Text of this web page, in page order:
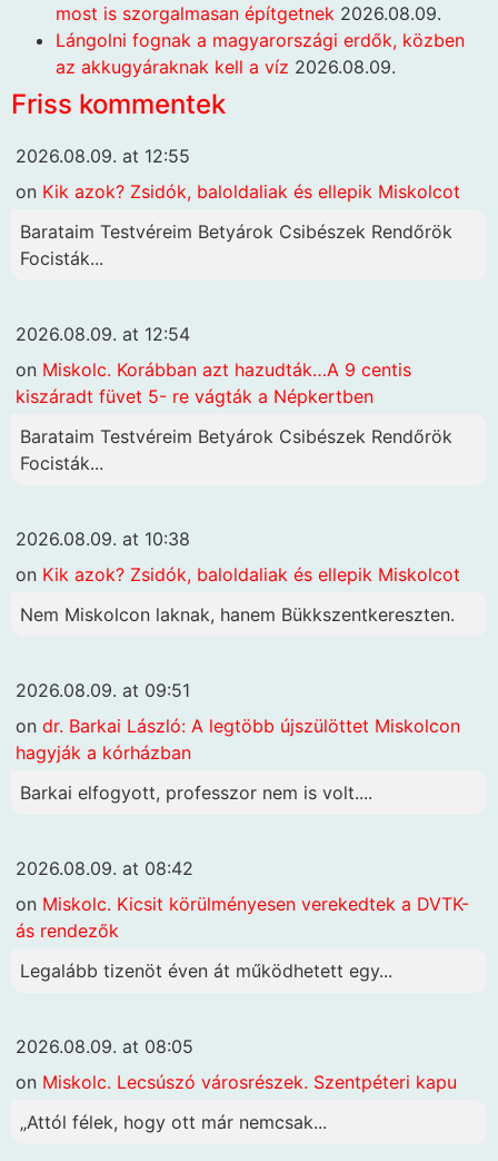
most is szorgalmasan építgetnek 2026.08.09.
Lángolni fognak a magyarországi erdők, közben
az akkugyáraknak kell a víz 2026.08.09.
Friss kommentek
2026.08.09. at 12:55
on Kik azok? Zsidók, baloldaliak és ellepik Miskolcot
Barataim Testvéreim Betyárok Csibészek Rendőrök
Focisták...
2026.08.09. at 12:54
on Miskolc. Korábban azt hazudták…A 9 centis
kiszáradt füvet 5- re vágták a Népkertben
Barataim Testvéreim Betyárok Csibészek Rendőrök
Focisták...
2026.08.09. at 10:38
on Kik azok? Zsidók, baloldaliak és ellepik Miskolcot
Nem Miskolcon laknak, hanem Bükkszentkereszten.
2026.08.09. at 09:51
on dr. Barkai László: A legtöbb újszülöttet Miskolcon
hagyják a kórházban
Barkai elfogyott, professzor nem is volt....
2026.08.09. at 08:42
on Miskolc. Kicsit körülményesen verekedtek a DVTK-
ás rendezők
Legalább tizenöt éven át működhetett egy...
2026.08.09. at 08:05
on Miskolc. Lecsúszó városrészek. Szentpéteri kapu
„Attól félek, hogy ott már nemcsak...